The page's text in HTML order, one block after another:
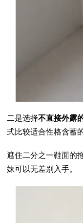
二是选择不直接外露
式比较适合性格含蓄
遮住二分之一鞋面的
妹可以无差别入手。